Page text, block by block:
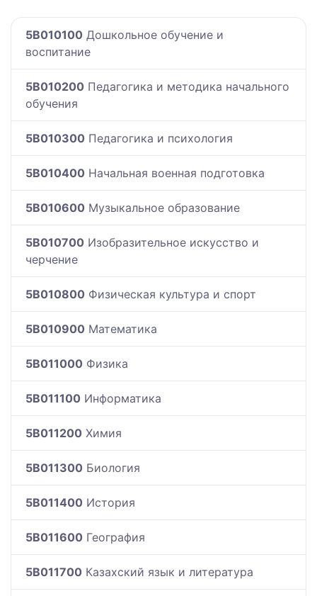
5B010100 Дошкольное обучение и
воспитание
5B010200 Педагогика и методика начального
обучения
5B010300 Педагогика и психология
5B010400 Начальная военная подготовка
5B010600 Музыкальное образование
5B010700 Изобразительное искусство и
черчение
5B010800 Физическая культура и спорт
5B010900 Математика
5B011000 Физика
5B011100 Информатика
5B011200 Химия
5B011300 Биология
5B011400 История
5B011600 География
5B011700 Казахский язык и литература